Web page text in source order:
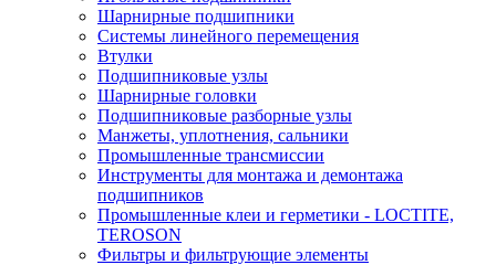
Шарнирные подшипники
Системы линейного перемещения
Втулки
Подшипниковые узлы
Шарнирные головки
Подшипниковые разборные узлы
Манжеты, уплотнения, сальники
Промышленные трансмиссии
Инструменты для монтажа и демонтажа
подшипников
Промышленные клеи и герметики - LOCTITE,
TEROSON
Фильтры и фильтрующие элементы